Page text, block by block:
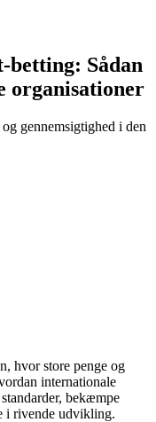
betting: Sådan
organisationer
gennemsigtighed i den
hvor store penge og
internationale
bekæmpe
i rivende udvikling.